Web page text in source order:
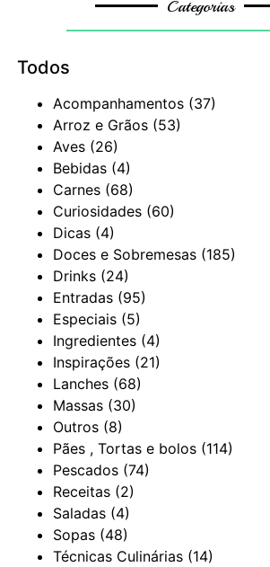
Categorias
Todos
Acompanhamentos (37)
Arroz e Grãos (53)
Aves (26)
Bebidas (4)
Carnes (68)
Curiosidades (60)
Dicas (4)
Doces e Sobremesas (185)
Drinks (24)
Entradas (95)
Especiais (5)
Ingredientes (4)
Inspirações (21)
Lanches (68)
Massas (30)
Outros (8)
Pães , Tortas e bolos (114)
Pescados (74)
Receitas (2)
Saladas (4)
Sopas (48)
Técnicas Culinárias (14)